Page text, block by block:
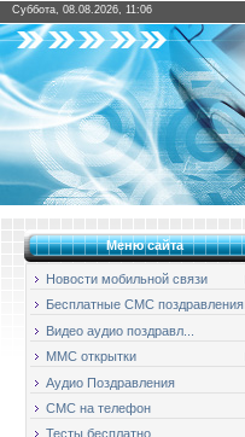
Суббота, 08.08.2026, 11:06
Меню сайта
Новости мобильной связи
Бесплатные СМС поздравления
Видео аудио поздравл...
ММС открытки
Аудио Поздравления
СМС на телефон
Тесты бесплатно